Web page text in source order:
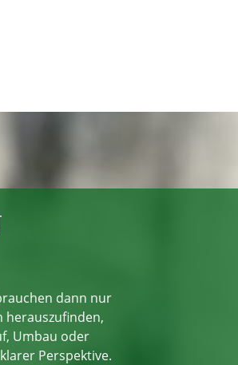
dann nur
herauszufinden,
Umbau oder
Perspektive.